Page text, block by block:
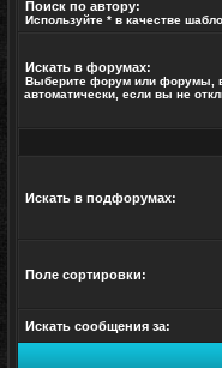
Поиск по автору:
Используйте * в качестве
Искать в форумах:
Выберите форум или форумы, в
автоматически, если вы не
Искать в подфорумах:
Поле сортировки:
Искать сообщения за: